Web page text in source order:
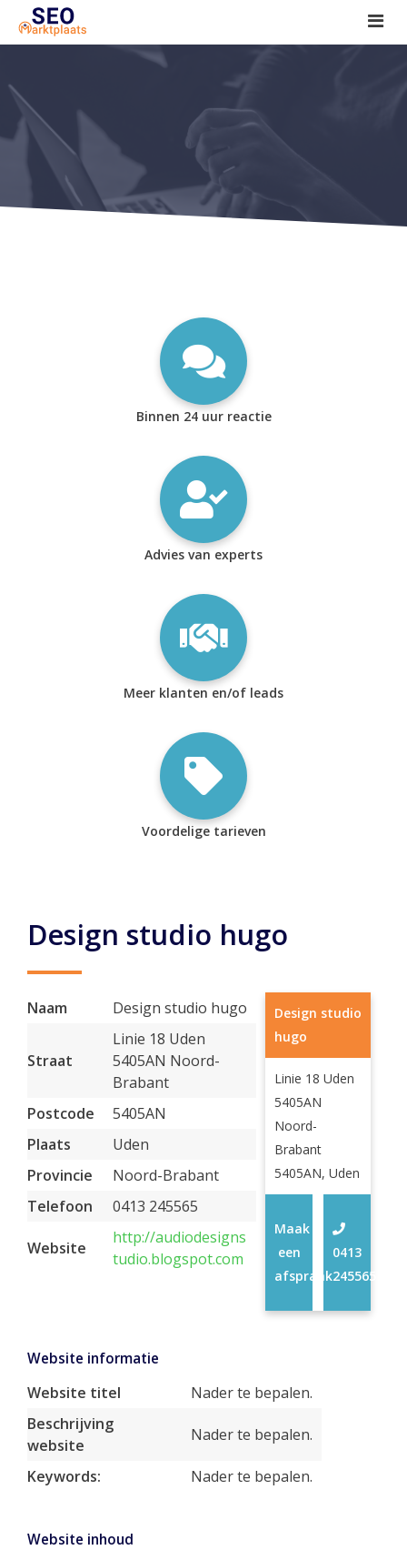
SEO tools reviews
Marketeer bij jou in de buurt?
Offerte
1. Seo voor beginners +
2. Onderzoeken +
Binnen 24 uur reactie
Advies van experts
Meer klanten en/of leads
Voordelige tarieven
Design studio hugo
Naam Design studio hugo
Straat
Linie 18 Uden
5405AN Noord-
Brabant
Postcode
5405AN
Plaats
Uden
Provincie
Noord-Brabant
Telefoon
0413 245565
Website
http://audiodesigns
tudio.blogspot.com
Design studio
hugo
Linie 18 Uden
5405AN
Noord-
Brabant
5405AN, Uden
0413
245565
Maak
een
afspraak
Website informatie
Website titel
Nader te bepalen.
Beschrijving
website
Nader te bepalen.
Keywords: Nader te bepalen.
Website inhoud